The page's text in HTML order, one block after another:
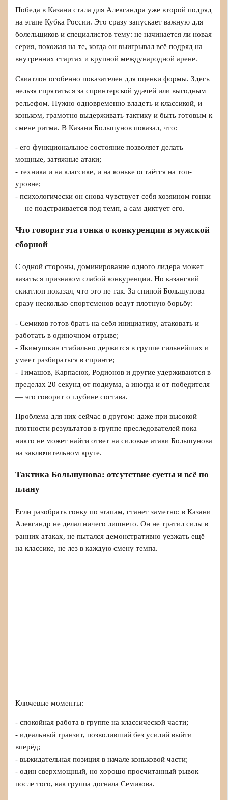
Победа в Казани стала для Александра уже второй подряд
на этапе Кубка России. Это сразу запускает важную для
болельщиков и специалистов тему: не начинается ли новая
серия, похожая на те, когда он выигрывал всё подряд на
внутренних стартах и крупной международной арене.
Скиатлон особенно показателен для оценки формы. Здесь
нельзя спрятаться за спринтерской удачей или выгодным
рельефом. Нужно одновременно владеть и классикой, и
коньком, грамотно выдерживать тактику и быть готовым к
смене ритма. В Казани Большунов показал, что:
- его функциональное состояние позволяет делать
мощные, затяжные атаки;
- техника и на классике, и на коньке остаётся на топ-
уровне;
- психологически он снова чувствует себя хозяином гонки
— не подстраивается под темп, а сам диктует его.
Что говорит эта гонка о конкуренции в мужской
сборной
С одной стороны, доминирование одного лидера может
казаться признаком слабой конкуренции. Но казанский
скиатлон показал, что это не так. За спиной Большунова
сразу несколько спортсменов ведут плотную борьбу:
- Семиков готов брать на себя инициативу, атаковать и
работать в одиночном отрыве;
- Якимушкин стабильно держится в группе сильнейших и
умеет разбираться в спринте;
- Тимашов, Карпасюк, Родионов и другие удерживаются в
пределах 20 секунд от подиума, а иногда и от победителя
— это говорит о глубине состава.
Проблема для них сейчас в другом: даже при высокой
плотности результатов в группе преследователей пока
никто не может найти ответ на силовые атаки Большунова
на заключительном круге.
Тактика Большунова: отсутствие суеты и всё по
плану
Если разобрать гонку по этапам, станет заметно: в Казани
Александр не делал ничего лишнего. Он не тратил силы в
ранних атаках, не пытался демонстративно уезжать ещё
на классике, не лез в каждую смену темпа.
Ключевые моменты:
- спокойная работа в группе на классической части;
- идеальный транзит, позволивший без усилий выйти
вперёд;
- выжидательная позиция в начале коньковой части;
- один сверхмощный, но хорошо просчитанный рывок
после того, как группа догнала Семикова.